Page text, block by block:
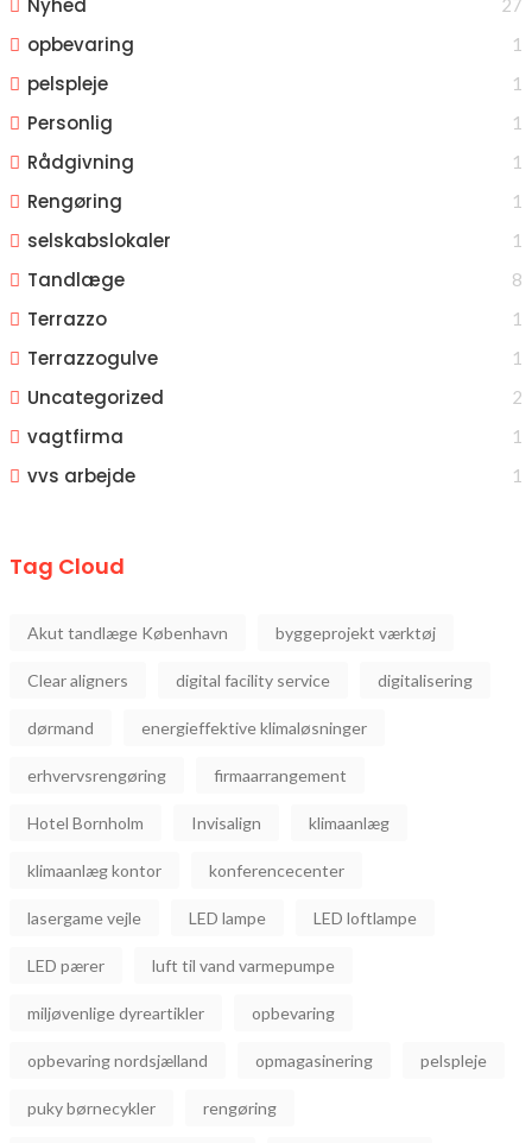
opbevaring 1
pelspleje 1
Personlig 1
Rådgivning 1
Rengøring 1
selskabslokaler 1
Tandlæge 8
Terrazzo 1
Terrazzogulve 1
Uncategorized 2
vagtfirma 1
vvs arbejde 1
Tag Cloud
Akut tandlæge København byggeprojekt værktøj
Clear aligners digital facility service digitalisering
dørmand energieffektive klimaløsninger
erhvervsrengøring firmaarrangement
Hotel Bornholm Invisalign klimaanlæg
klimaanlæg kontor konferencecenter
lasergame vejle LED lampe LED loftlampe
LED pærer luft til vand varmepumpe
miljøvenlige dyreartikler opbevaring
opbevaring nordsjælland opmagasinering pelspleje
puky børnecykler rengøring